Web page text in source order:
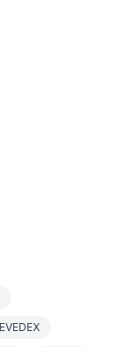
EVEDEX